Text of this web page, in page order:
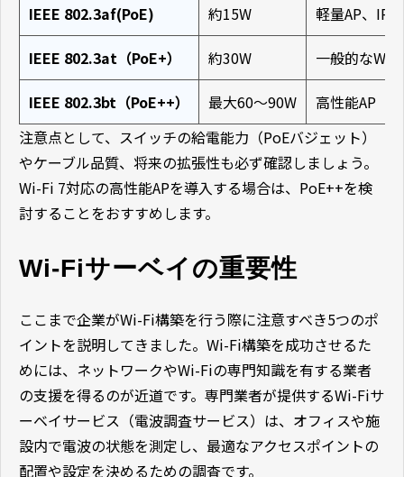
IEEE 802.3af(PoE) 約15W 軽量AP、IP
IEEE 802.3at（PoE+） 約30W 一般的なWi-
IEEE 802.3bt（PoE++） 最大60～90W
高性能AP（
注意点として、スイッチの給電能力（PoEバジェット）
やケーブル品質、将来の拡張性も必ず確認しましょう。
Wi-Fi 7対応の高性能APを導入する場合は、PoE++を検
討することをおすすめします。
Wi-Fiサーベイの重要性
ここまで企業がWi-Fi構築を行う際に注意すべき5つのポ
イントを説明してきました。Wi-Fi構築を成功させるた
めには、ネットワークやWi-Fiの専門知識を有する業者
の支援を得るのが近道です。専門業者が提供するWi-Fiサ
ーベイサービス（電波調査サービス）は、オフィスや施
設内で電波の状態を測定し、最適なアクセスポイントの
配置や設定を決めるための調査です。